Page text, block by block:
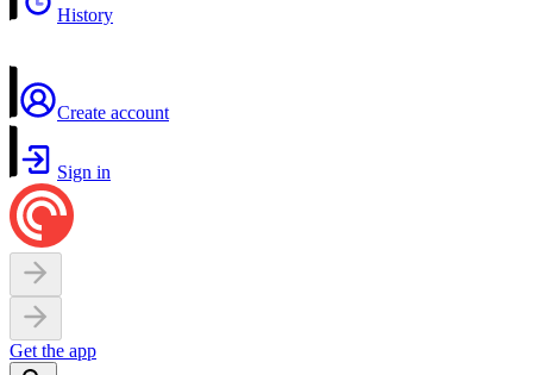
History
Create account
Sign in
Get the app